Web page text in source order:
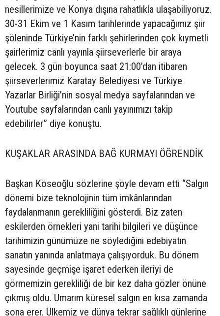
nesillerimize ve Konya dışına rahatlıkla ulaşabiliyoruz.
30-31 Ekim ve 1 Kasım tarihlerinde yapacağımız şiir
şöleninde Türkiye’nin farklı şehirlerinden çok kıymetli
şairlerimiz canlı yayınla şiirseverlerle bir araya
gelecek. 3 gün boyunca saat 21:00’dan itibaren
şiirseverlerimiz Karatay Belediyesi ve Türkiye
Yazarlar Birliği’nin sosyal medya sayfalarından ve
Youtube sayfalarından canlı yayınımızı takip
edebilirler” diye konuştu.
KUŞAKLAR ARASINDA BAĞ KURMAYI ÖĞRENDİK
Başkan Köseoğlu sözlerine şöyle devam etti “Salgın
dönemi bize teknolojinin tüm imkânlarından
faydalanmanın gerekliliğini gösterdi. Biz zaten
eskilerden örnekleri yani tarihi bilgileri ve düşünce
tarihimizin günümüze ne söylediğini edebiyatın
sanatın yanında anlatmaya çalışıyorduk. Bu dönem
sayesinde geçmişe işaret ederken ileriyi de
görmemizin gerekliliği de bir kez daha gözler önüne
çıkmış oldu. Umarım küresel salgın en kısa zamanda
sona erer. Ülkemiz ve dünya tekrar sağlıklı günlerine